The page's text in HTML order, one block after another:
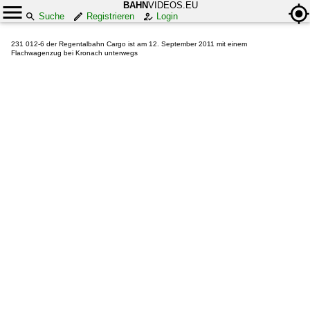
BAHNVIDEOS.EU
Suche
Registrieren Login
231 012-6 der Regentalbahn Cargo ist am 12. September 2011 mit einem
Flachwagenzug bei Kronach unterwegs